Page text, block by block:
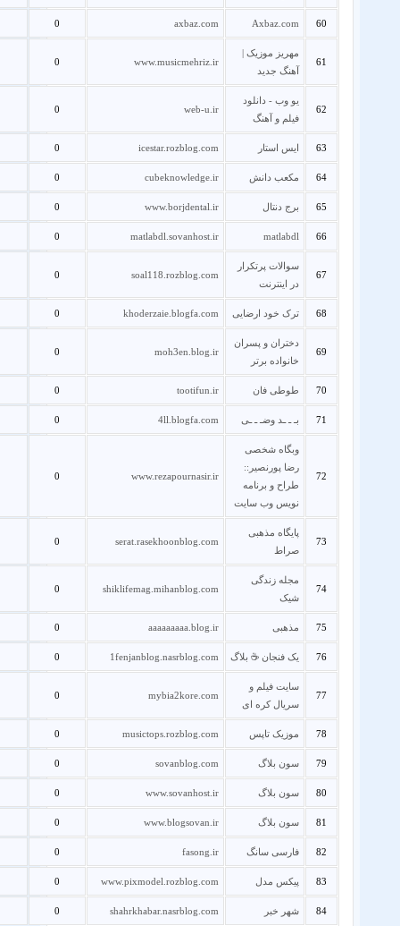
60
Axbaz.com
axbaz.com
0
61
مهریز موزیک |
آهنگ جدید
www.musicmehriz.ir
0
62
یو وب - دانلود
فیلم و آهنگ
web-u.ir
0
63 ایس استار icestar.rozblog.com
0
64 مکعب دانش cubeknowledge.ir
0
65 برج دنتال www.borjdental.ir
0
66
matlabdl
matlabdl.sovanhost.ir
0
67
سوالات پرتکرار
در اینترنت
soal118.rozblog.com
0
68 ترک خود ارضایی khoderzaie.blogfa.com
0
69
دختران و پسران
خانواده برتر
moh3en.blog.ir
0
70 طوطی فان tootifun.ir
0
71 بـ ـ ـد وضـ ـ ـی 4ll.blogfa.com
0
72
وبگاه شخصی
رضا پورنصیر::
طراح و برنامه
نویس وب سایت
www.rezapournasir.ir
0
73
پايگاه مذهبی
صراط
serat.rasekhoonblog.com
0
74
مجله زندگی
شیک
shiklifemag.mihanblog.com
0
75 مذهبی aaaaaaaaa.blog.ir
0
76 یک فنجان ☕ بلاگ 1fenjanblog.nasrblog.com
0
77
سایت فیلم و
سریال کره ای
mybia2kore.com
0
78 موزیک تاپس musictops.rozblog.com
0
79 سون بلاگ sovanblog.com
0
80 سون بلاگ www.sovanhost.ir
0
81 سون بلاگ www.blogsovan.ir
0
82 فارسی سانگ fasong.ir
0
83 پیکس مدل www.pixmodel.rozblog.com
0
84 شهر خبر shahrkhabar.nasrblog.com
0